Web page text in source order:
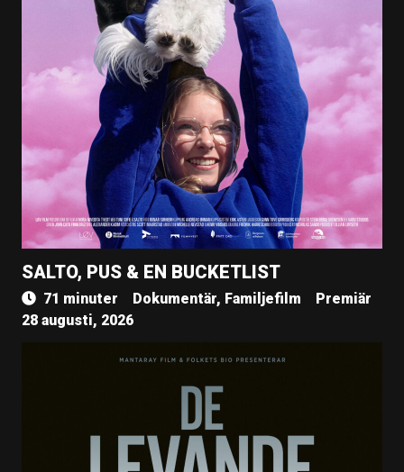
SALTO, PUS & EN BUCKETLIST
71 minuter Dokumentär, Familjefilm
Premiär
28 augusti, 2026